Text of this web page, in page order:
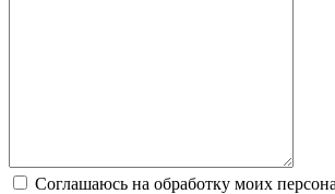
Соглашаюсь на обработку моих